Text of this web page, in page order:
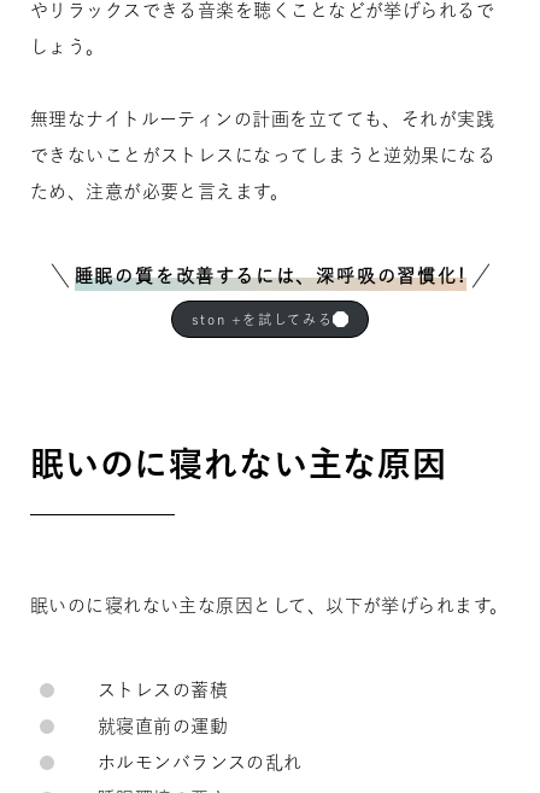
やリラックスできる音楽を聴くことなどが挙げられるで
しょう。
無理なナイトルーティンの計画を立てても、それが実践
できないことがストレスになってしまうと逆効果になる
ため、注意が必要と言えます。
睡眠の質を改善するには、深呼吸の習慣化!
ston +を試してみる
眠いのに寝れない主な原因
眠いのに寝れない主な原因として、以下が挙げられます。
ストレスの蓄積
就寝直前の運動
ホルモンバランスの乱れ